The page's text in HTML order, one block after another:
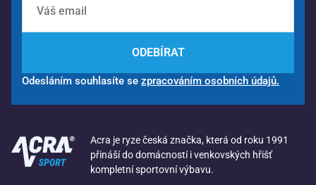
ODEBÍRAT
Odesláním souhlasíte se zpracováním osobních údajů.
Acra je ryze česká značka, která od roku 1991
přináší do domácností i venkovských hřišť
kompletní sportovní výbavu.